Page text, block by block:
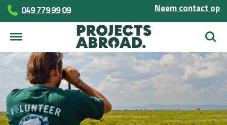
049 779 99 09 Neem contact op
Zoek